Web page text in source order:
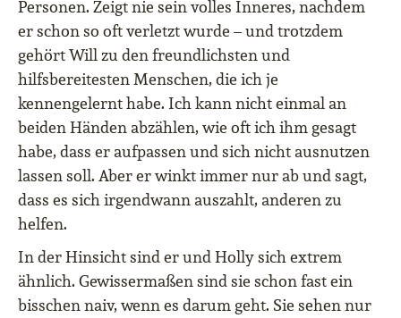
Personen. Zeigt nie sein volles Inneres, nachdem
er schon so oft verletzt wurde – und trotzdem
gehört Will zu den freundlichsten und
hilfsbereitesten Menschen, die ich je
kennengelernt habe. Ich kann nicht einmal an
beiden Händen abzählen, wie oft ich ihm gesagt
habe, dass er aufpassen und sich nicht ausnutzen
lassen soll. Aber er winkt immer nur ab und sagt,
dass es sich irgendwann auszahlt, anderen zu
helfen.
In der Hinsicht sind er und Holly sich extrem
ähnlich. Gewissermaßen sind sie schon fast ein
bisschen naiv, wenn es darum geht. Sie sehen nur